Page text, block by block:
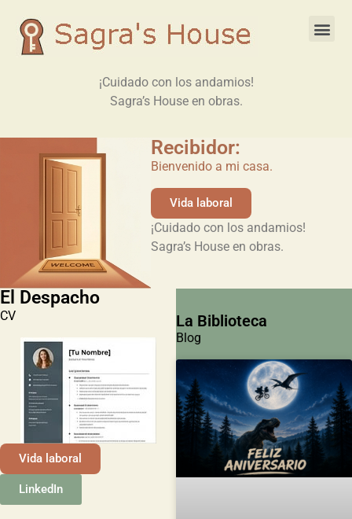
¡Cuidado con los andamios!
Sagra’s House en obras.
Recibidor:
Bienvenido a mi casa.
Vida laboral
¡Cuidado con los andamios!
Sagra’s House en obras.
El Despacho
CV
Vida laboral
LinkedIn
La Biblioteca
Blog